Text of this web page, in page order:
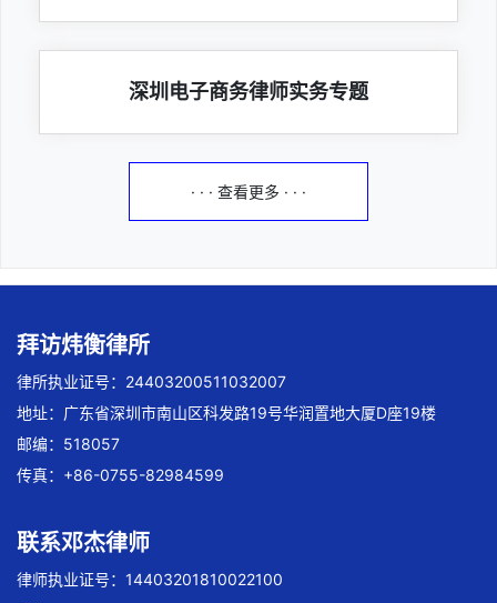
深圳电子商务律师实务专题
· · · 查看更多 · · ·
拜访炜衡律所
律所执业证号：24403200511032007
地址：广东省深圳市南山区科发路19号华润置地大厦D座19楼
邮编：518057
传真：+86-0755-82984599
联系邓杰律师
律师执业证号：14403201810022100